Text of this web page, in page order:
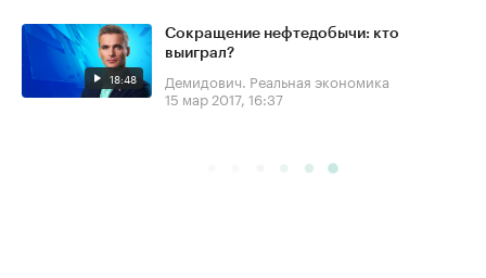
18:48
Сокращение нефтедобычи: кто
выиграл?
Демидович. Реальная экономика
15 мар 2017, 16:37